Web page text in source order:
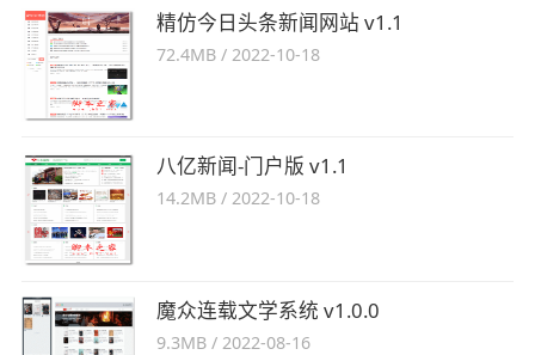
精仿今日头条新闻网站 v1.1
72.4MB / 2022-10-18
八亿新闻-门户版 v1.1
14.2MB /2022-10-18
魔众连载文学系统 v1.0.0
9.3MB / 2022-08-16